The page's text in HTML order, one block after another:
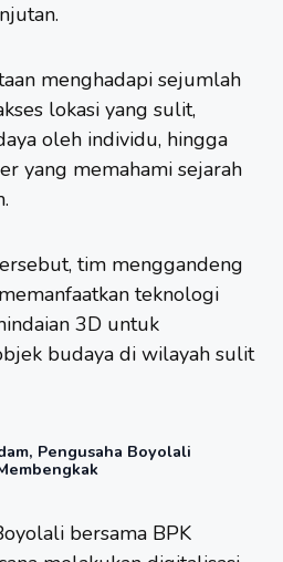
menghadapi sejumlah
lokasi yang sulit,
oleh individu, hingga
yang memahami sejarah
tim menggandeng
teknologi
3D untuk
budaya di wilayah sulit
Pengusaha Boyolali
bersama BPK